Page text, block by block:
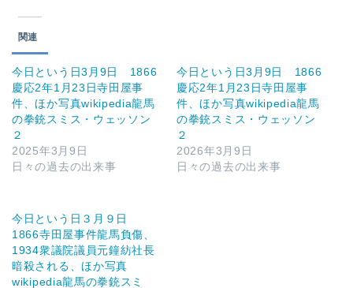
関連
今日という日3月9日 1866
慶応2年1月23日寺田屋事
件、ほか写真wikipedia龍馬
の拳銃スミス・ウェッソン
２
2025年3月9日
日々の過去の出来事
今日という日3月9日 1866
慶応2年1月23日寺田屋事
件、ほか写真wikipedia龍馬
の拳銃スミス・ウェッソン
２
2026年3月9日
日々の過去の出来事
今日という日３月９日
1866寺田屋事件龍馬負傷、
1934衆議院議員元鐘紡社長
暗殺される、ほか写真
wikipedia龍馬の拳銃スミ